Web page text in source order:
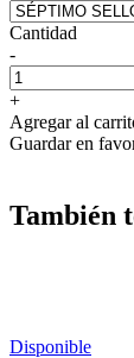
Cantidad
-
+
Agregar al
Guardar en
También
Disponible